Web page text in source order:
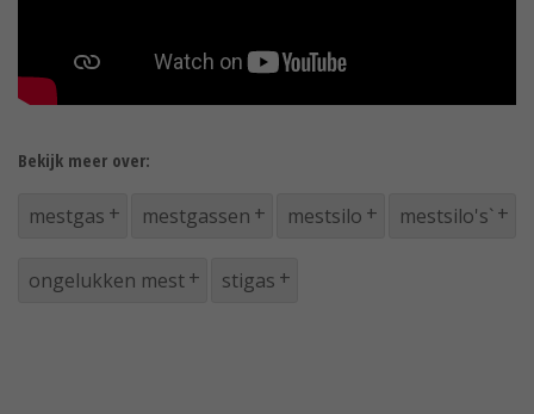
Bekijk meer over:
mestgas mestgassen mestsilo mestsilo's`
ongelukken mest stigas